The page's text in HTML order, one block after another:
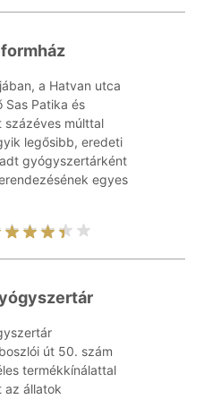
a Hatvan utca
Sas Patika és
százéves múlttal
legősibb, eredeti
gyógyszertárként
egyes
út 50. szám
termékkínálattal
az állatok